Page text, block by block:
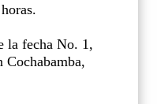
la fecha No. 1,
Cochabamba,